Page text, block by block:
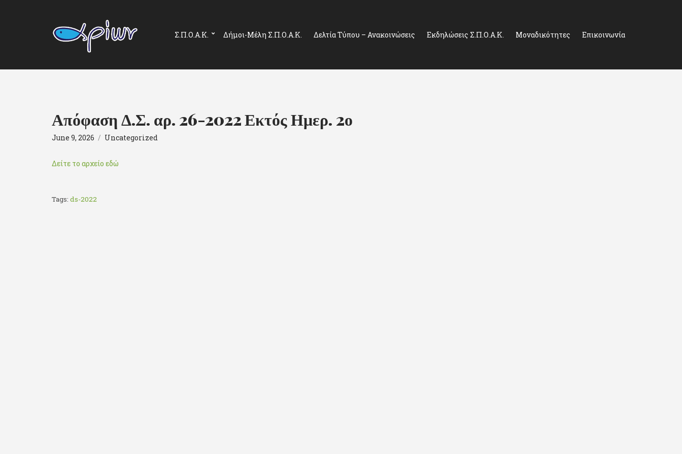
Σ.Π.Ο.Α.Κ. Δήμοι-Μέλη Σ.Π.Ο.Α.Κ. Δελτία Τύπου – Ανακοινώσεις Εκδηλώσεις Σ.Π.Ο.Α.Κ. Μοναδικότητες Επικοινωνία
Απόφαση Δ.Σ. αρ. 26-2022 Εκτός Ημερ. 2ο
June 9, 2026 Uncategorized
Δείτε το αρχείο εδώ
Tags: ds-2022